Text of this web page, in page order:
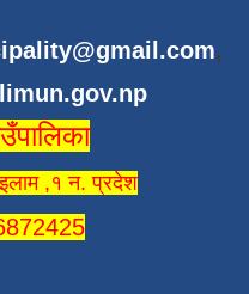
,
,१ न. प्रदेश